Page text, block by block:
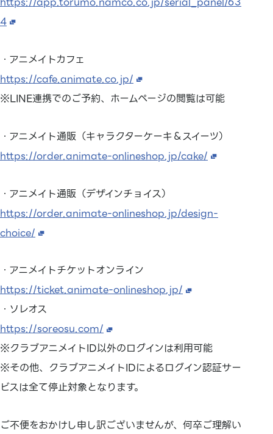
4
・アニメイトカフェ
https://cafe.animate.co.jp/
※LINE連携でのご予約、ホームページの閲覧は可能
・アニメイト通販（キャラクターケーキ＆スイーツ）
https://order.animate-onlineshop.jp/cake/
・アニメイト通販（デザインチョイス）
https://order.animate-onlineshop.jp/design-
choice/
・アニメイトチケットオンライン
https://ticket.animate-onlineshop.jp/
・ソレオス
https://soreosu.com/
※クラブアニメイトID以外のログインは利用可能
※その他、クラブアニメイトIDによるログイン認証サー
ビスは全て停止対象となります。
ご不便をおかけし申し訳ございませんが、何卒ご理解い